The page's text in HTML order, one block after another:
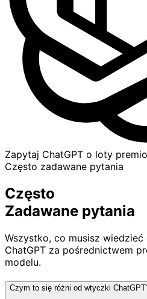
Zapytaj ChatGPT o loty
Często zadawane pytania
Często
Zadawane pytania
Wszystko, co musisz
ChatGPT za pośrednictwem
modelu.
Czym to się różni od wtyczki